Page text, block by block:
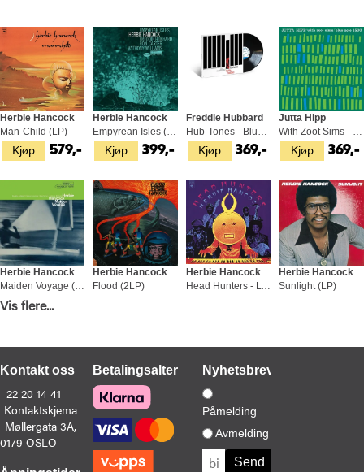
Kjøp
Herbie Hancock
Man-Child (LP)
579,- Kjøp
Herbie Hancock
Empyrean Isles (LP)
399,- Kjøp
Freddie Hubbard
Hub-Tones - Blue Note 80 (LP)
369,- Kjøp
Jutta Hipp
With Zoot Sims - Blue Note 80 (LP)
369,-
Kjøp
Herbie Hancock
349,-
Herbie Hancock
Flood (2LP)
Herbie Hancock
Herbie Hancock
Sunlight (LP)
Herbie Hancock
Kjøp
Herbie Hancock
Mwandishi - LTD (LP)
399,- Kjøp
Herbie Hancock
Blow-Up - OST (LP)
399,-
Vis flere...
Kontakt oss
22 20 14 41
Kontaktskjema
Møllergata 3A,
0179 OSLO
BetalingsalternativerNyhetsbrev
Påmelding
Avmelding